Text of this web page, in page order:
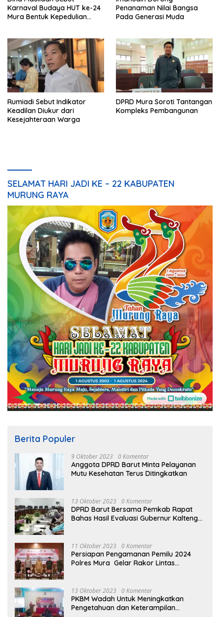
Karnaval Budaya HUT ke-24
Mura Bentuk Kepedulian
Penanaman Nilai Bangsa
Pada Generasi Muda
Rumiadi Sebut Indikator
Keadilan Diukur dari
Kesejahteraan Warga
DPRD Mura Soroti Tantangan
Kompleks Pembangunan
SELAMAT HARI JADI KE – 22 KABUPATEN
MURUNG RAYA
Berita Populer
9 Oktober 2023 0 Komentar
Anggota DPRD Barut Minta Pelayanan
Mutu Kesehatan Terus Ditingkatkan
13 Oktober 2023 0 Komentar
DPRD Barut Bersama Pemkab Rapat
Bahas Hasil Evaluasi Gubernur Kalteng
11 Oktober 2023 0 Komentar
Persiapan Pengamanan Pemilu 2024
Polres Mura Gelar Rakor Lintas
13 Oktober 2023 0 Komentar
PKBM Wadah Untuk Meningkatkan
Pengetahuan dan Keterampilan